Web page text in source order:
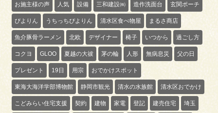
お施主様の声 人気 設備 三和建設㈱ 造作洗面台 玄関ポーチ
ぴよりん うちっちぴよりん 清水区食べ物屋 まるさ商店
魚介豚骨ラーメン 北欧 デザイナー 椅子 いつから 過ごし方
コクヨ GLOO 夏越の大祓 茅の輪 人形 無病息災 父の日
プレゼント 19日 用宗 おでかけスポット
東海大海洋学部博物館 静岡市観光 清水の水族館 清水区おでかけ
こどみらい住宅支援 契約 建物 家電 登記 建売住宅 埼玉